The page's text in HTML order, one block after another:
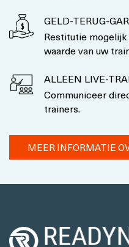
GELD-TERUG-
Restitutie
waarde van uw
ALLEEN LIVE-
Communiceer
trainers.
MEER INFORMATIE